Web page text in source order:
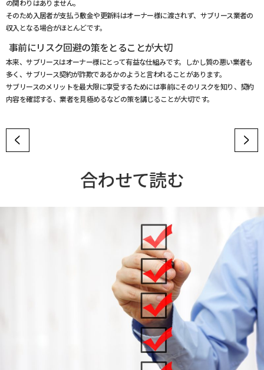
の関わりはありません。
そのため入居者が支払う敷金や更新料はオーナー様に渡されず、サブリース業者の
収入となる場合がほとんどです。
事前にリスク回避の策をとることが大切
本来、サブリースはオーナー様にとって有益な仕組みです。しかし質の悪い業者も
多く、サブリース契約が詐欺であるかのようと言われることがあります。
サブリースのメリットを最大限に享受するためには事前にそのリスクを知り、契約
内容を確認する、業者を見極めるなどの策を講じることが大切です。
合わせて読む